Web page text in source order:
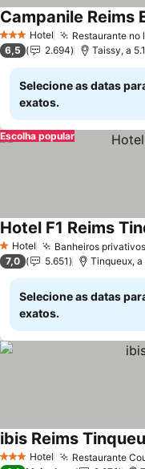
3 EstrelasHotel Restaurante no
Campanile Reims
6,5 2.694 Taissy, a
Selecione as datas
exatos.
Escolha popular
1 Estrelas
Hotel Banheiros
Hotel F1 Reims
7,0 5.651 Tinqueux, a
Selecione as datas
exatos.
3 EstrelasHotel Restaurante
ibis Reims